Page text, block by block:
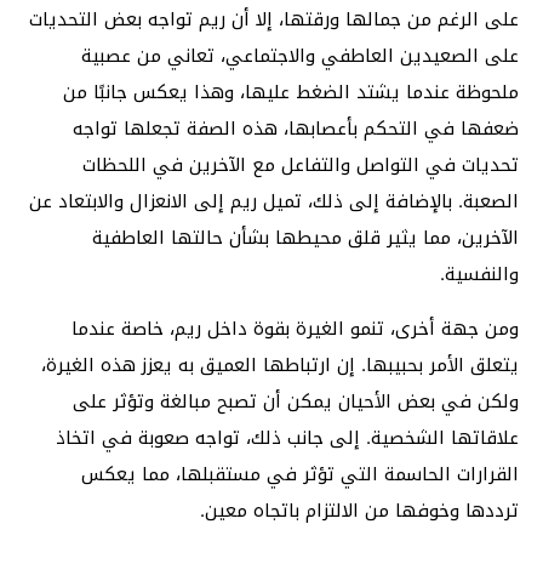
على الرغم من جمالها ورقتها، إلا أن ريم تواجه بعض التحديات
على الصعيدين العاطفي والاجتماعي، تعاني من عصبية
ملحوظة عندما يشتد الضغط عليها، وهذا يعكس جانبًا من
ضعفها في التحكم بأعصابها، هذه الصفة تجعلها تواجه
تحديات في التواصل والتفاعل مع الآخرين في اللحظات
الصعبة. بالإضافة إلى ذلك، تميل ريم إلى الانعزال والابتعاد عن
الآخرين، مما يثير قلق محيطها بشأن حالتها العاطفية
والنفسية.
ومن جهة أخرى، تنمو الغيرة بقوة داخل ريم، خاصة عندما
يتعلق الأمر بحبيبها. إن ارتباطها العميق به يعزز هذه الغيرة،
ولكن في بعض الأحيان يمكن أن تصبح مبالغة وتؤثر على
علاقاتها الشخصية. إلى جانب ذلك، تواجه صعوبة في اتخاذ
القرارات الحاسمة التي تؤثر في مستقبلها، مما يعكس
ترددها وخوفها من الالتزام باتجاه معين.